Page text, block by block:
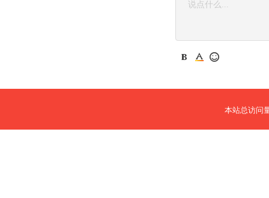
本站总访问